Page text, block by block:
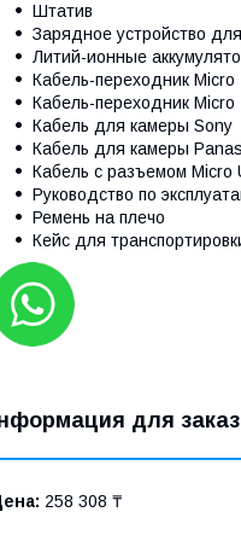
Штатив
Зарядное устройство
Литий-ионные
Кабель-переходник Micro
Кабель-переходник Micro
Кабель для камеры Sony
Кабель для камеры
Кабель с разъемом Micro
Руководство по
Ремень на плечо
Кейс для
для
258 308 ₸